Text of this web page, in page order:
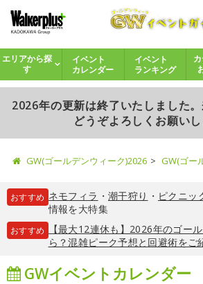
エリアから探
す
イベント
カレンダー
イベント
ランキング
2026年の更新は終了いたしました
どうぞよろしくお願いし
GW(ゴールデンウィーク)2026 GW(ゴー
おすすめ ネモフィラ ・ 潮干狩り ・ ピクニッ
情報を大特集
おすすめ
【最大12連休も】2026年のゴー
ら？混雑ピーク予想と回避術をご
GWイベントカレンダー